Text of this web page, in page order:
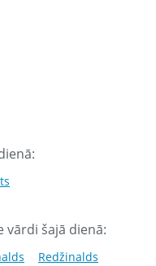
vārdi šajā dienā:
Redžinalds